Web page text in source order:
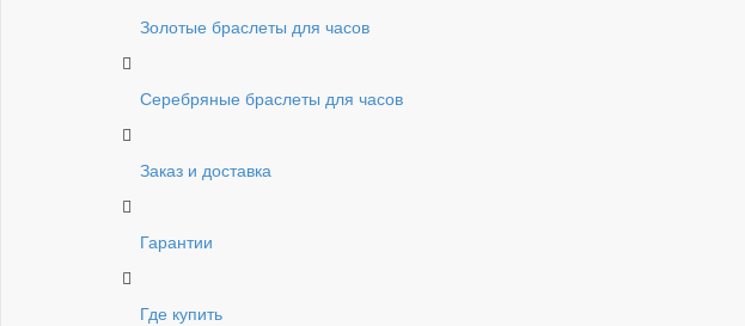
Золотые браслеты для часов
Серебряные браслеты для часов
Заказ и доставка
Гарантии
Где купить